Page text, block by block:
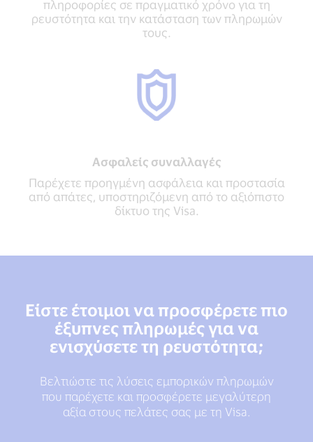
πληροφορίες σε πραγματικό χρόνο για τη
ρευστότητα και την κατάσταση των πληρωμών
τους.
Ασφαλείς συναλλαγές
Παρέχετε προηγμένη ασφάλεια και προστασία
από απάτες, υποστηριζόμενη από το αξιόπιστο
δίκτυο της Visa.
Είστε έτοιμοι να προσφέρετε πιο
έξυπνες πληρωμές για να
ενισχύσετε τη ρευστότητα;
Βελτιώστε τις λύσεις εμπορικών πληρωμών
που παρέχετε και προσφέρετε μεγαλύτερη
αξία στους πελάτες σας με τη Visa.